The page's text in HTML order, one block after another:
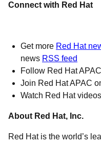
Connect with Red Hat
Get more Red Hat
news RSS feed
Follow Red Hat
Join Red Hat APAC
Watch Red Hat
About Red Hat, Inc.
Red Hat is the world’s